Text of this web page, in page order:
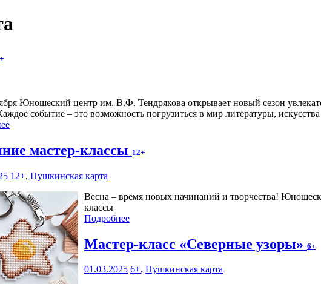
Юношеский центр им. В.Ф. Тендрякова открывает новый сезон
событие – это возможность погрузиться в мир литературы,
мастер-классы 12+
12+, Пушкинская карта
Весна – время новых начинаний и творчества!
классы
Подробнее
Мастер-класс «Северные узоры» 6+
01.03.2025 6+, Пушкинская карта